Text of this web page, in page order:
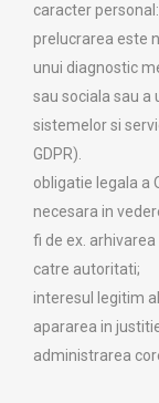
caracter personal:
prelucrarea este
unui diagnostic
sau sociala sau
sistemelor si
GDPR).
obligatie legala a
necesara in
fi de ex.
catre autoritati;
interesul legitim
apararea in
administrarea